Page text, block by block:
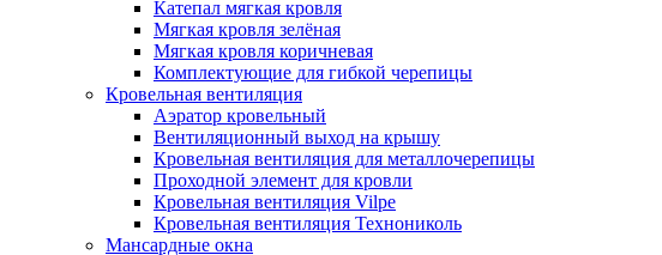
Катепал мягкая кровля
Мягкая кровля зелёная
Мягкая кровля коричневая
Комплектующие для гибкой черепицы
Кровельная вентиляция
Аэратор кровельный
Вентиляционный выход на крышу
Кровельная вентиляция для металлочерепицы
Проходной элемент для кровли
Кровельная вентиляция Vilpe
Кровельная вентиляция Технониколь
Мансардные окна